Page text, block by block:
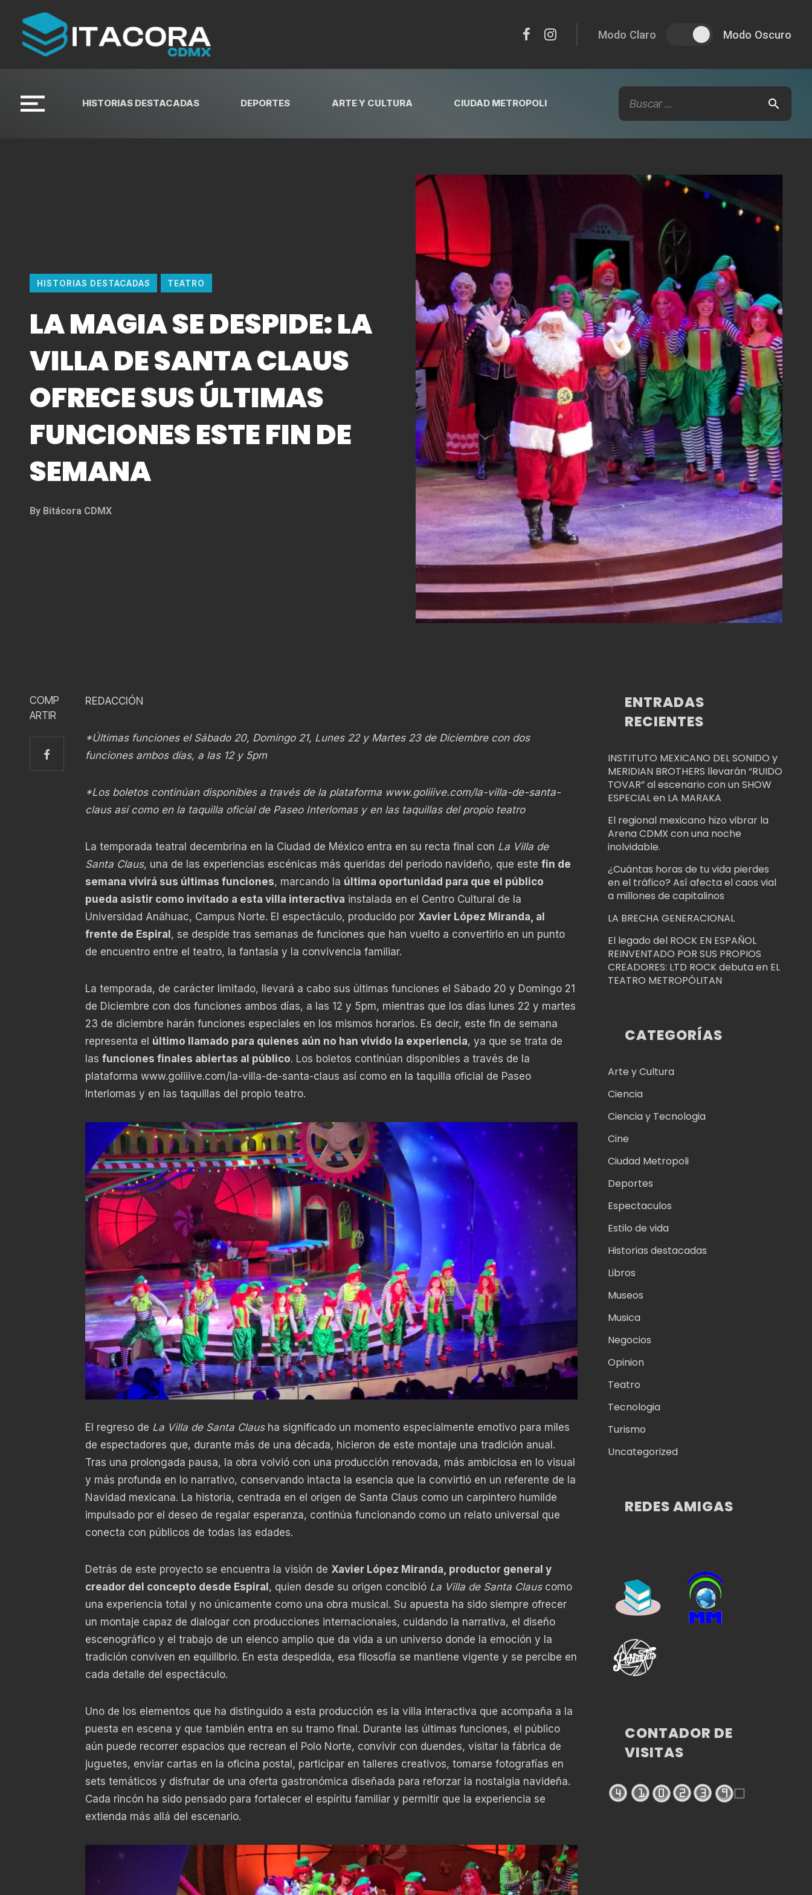
Modo Claro Modo Oscuro
HISTORIAS DESTACADAS DEPORTES ARTE Y CULTURA CIUDAD METROPOLI
HISTORIAS DESTACADAS TEATRO
LA MAGIA SE DESPIDE: LA
VILLA DE SANTA CLAUS
OFRECE SUS ÚLTIMAS
FUNCIONES ESTE FIN DE
SEMANA
By Bitácora CDMX
COMP
ARTIR
REDACCIÓN
*Últimas funciones el Sábado 20, Domingo 21, Lunes 22 y Martes 23 de Diciembre con dos
funciones ambos días, a las 12 y 5pm
*Los boletos continúan disponibles a través de la plataforma www.goliiive.com/la-villa-de-santa-
clausasí como en la taquilla oficial de Paseo Interlomas y en las taquillas del propio teatro
La temporada teatral decembrina en la Ciudad de México entra en su recta final con La Villa de
Santa Claus, una de las experiencias escénicas más queridas del periodo navideño, que este fin de
semana vivirá sus últimas funciones, marcando la última oportunidad para que el público
pueda asistir como invitado a esta villa interactiva instalada en el Centro Cultural de la
Universidad Anáhuac, Campus Norte. El espectáculo, producido por Xavier López Miranda, al
frente de Espiral, se despide tras semanas de funciones que han vuelto a convertirlo en un punto
de encuentro entre el teatro, la fantasía y la convivencia familiar.
La temporada, de carácter limitado, llevará a cabo sus últimas funciones el Sábado 20 y Domingo 21
de Diciembre con dos funciones ambos días, a las 12 y 5pm, mientras que los días lunes 22 y martes
23 de diciembre harán funciones especiales en los mismos horarios. Es decir, este fin de semana
representa el último llamado para quienes aún no han vivido la experiencia, ya que se trata de
las funciones finales abiertas al público. Los boletos continúan disponibles a través de la
plataforma www.goliiive.com/la-villa-de-santa-claus así como en la taquilla oficial de Paseo
Interlomas y en las taquillas del propio teatro.
El regreso de La Villa de Santa Clausha significado un momento especialmente emotivo para miles
de espectadores que, durante más de una década, hicieron de este montaje una tradición anual.
Tras una prolongada pausa, la obra volvió con una producción renovada, más ambiciosa en lo visual
y más profunda en lo narrativo, conservando intacta la esencia que la convirtió en un referente de la
Navidad mexicana. La historia, centrada en el origen de Santa Claus como un carpintero humilde
impulsado por el deseo de regalar esperanza, continúa funcionando como un relato universal que
conecta con públicos de todas las edades.
Detrás de este proyecto se encuentra la visión de Xavier López Miranda, productor general y
creador del concepto desde Espiral, quien desde su origen concibió La Villa de Santa Clauscomo
una experiencia total y no únicamente como una obra musical. Su apuesta ha sido siempre ofrecer
un montaje capaz de dialogar con producciones internacionales, cuidando la narrativa, el diseño
escenográfico y el trabajo de un elenco amplio que da vida a un universo donde la emoción y la
tradición conviven en equilibrio. En esta despedida, esa filosofía se mantiene vigente y se percibe en
cada detalle del espectáculo.
Uno de los elementos que ha distinguido a esta producción es la villa interactiva que acompaña a la
puesta en escena y que también entra en su tramo final. Durante las últimas funciones, el público
aún puede recorrer espacios que recrean el Polo Norte, convivir con duendes, visitar la fábrica de
juguetes, enviar cartas en la oficina postal, participar en talleres creativos, tomarse fotografías en
sets temáticos y disfrutar de una oferta gastronómica diseñada para reforzar la nostalgia navideña.
Cada rincón ha sido pensado para fortalecer el espíritu familiar y permitir que la experiencia se
extienda más allá del escenario.
ENTRADAS
RECIENTES
INSTITUTO MEXICANO DEL SONIDO y
MERIDIAN BROTHERS llevarán “RUIDO
TOVAR” al escenario con un SHOW
ESPECIAL en LA MARAKA
El regional mexicano hizo vibrar la
Arena CDMX con una noche
inolvidable.
¿Cuántas horas de tu vida pierdes
en el tráfico? Así afecta el caos vial
a millones de capitalinos
LA BRECHA GENERACIONAL
El legado del ROCK EN ESPAÑOL
REINVENTADO POR SUS PROPIOS
CREADORES: LTD ROCK debuta en EL
TEATRO METROPÓLITAN
CATEGORÍAS
Arte y Cultura
Ciencia
Ciencia y Tecnologia
Cine
Ciudad Metropoli
Deportes
Espectaculos
Estilo de vida
Historias destacadas
Libros
Museos
Musica
Negocios
Opinion
Teatro
Tecnologia
Turismo
Uncategorized
REDES AMIGAS
CONTADOR DE
VISITAS